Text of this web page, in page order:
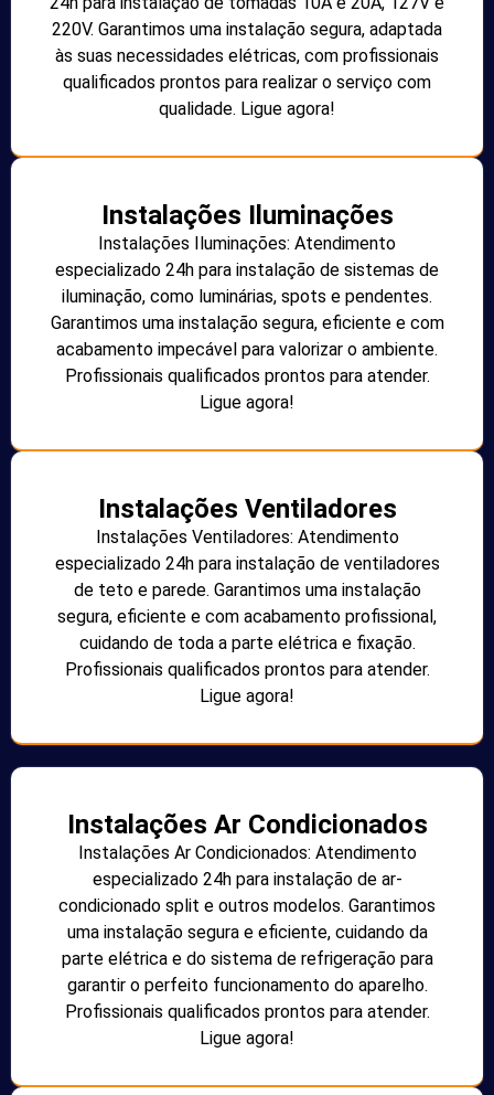
220V. Garantimos uma instalação segura, adaptada
às suas necessidades elétricas, com profissionais
qualificados prontos para realizar o serviço com
qualidade. Ligue agora!
Instalações Iluminações
Instalações Iluminações: Atendimento
especializado 24h para instalação de sistemas de
iluminação, como luminárias, spots e pendentes.
Garantimos uma instalação segura, eficiente e com
acabamento impecável para valorizar o ambiente.
Profissionais qualificados prontos para atender.
Ligue agora!
Instalações Ventiladores
Instalações Ventiladores: Atendimento
especializado 24h para instalação de ventiladores
de teto e parede. Garantimos uma instalação
segura, eficiente e com acabamento profissional,
cuidando de toda a parte elétrica e fixação.
Profissionais qualificados prontos para atender.
Ligue agora!
Instalações Ar Condicionados
Instalações Ar Condicionados: Atendimento
especializado 24h para instalação de ar-
condicionado split e outros modelos. Garantimos
uma instalação segura e eficiente, cuidando da
parte elétrica e do sistema de refrigeração para
garantir o perfeito funcionamento do aparelho.
Profissionais qualificados prontos para atender.
Ligue agora!